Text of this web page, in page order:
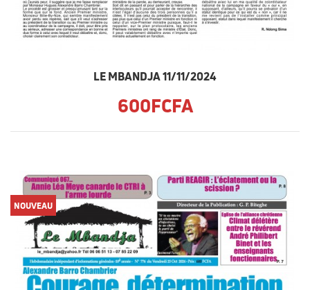
LE MBANDJA 11/11/2024
600FCFA
NOUVEAU